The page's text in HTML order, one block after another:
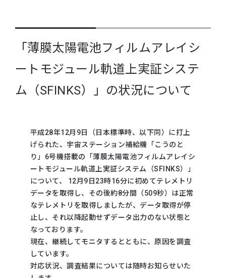
「薄膜太陽電池フィルムアレイシ
ートモジュール軌道上実証システ
ム（SFINKS）」の状況について
平成28年12月9日（日本標準時、以下同）に打上
げられた、宇宙ステーション補給機「こうのと
り」6号機搭載の「薄膜太陽電池フィルムアレイシ
ートモジュール軌道上実証システム（SFINKS）」
について、 12月9日23時16分に初めてテレメトリ
データを取得し、その後約8分間（509秒）は正常
なテレメトリを取得しましたが、データ取得が停
止し、それ以降起動せずデータ出力のない状態と
なっております。
現在、継続してモニタするとともに、原因を調査
しています。
対応状況、調査結果については随時お知らせいた